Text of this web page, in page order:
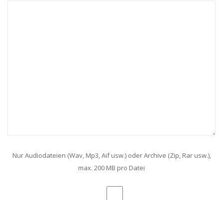
Nur Audiodateien (Wav, Mp3, Aif usw.) oder Archive (Zip, Rar usw.),
max. 200 MB pro Datei